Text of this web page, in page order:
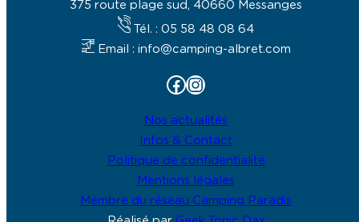
375 route plage sud, 40660 Messanges
Tél. : 05 58 48 08 64
Email : info@camping-albret.com
Facebook Instagram
Nos actualités
Infos & Contact
Politique de confidentialité
Mentions légales
Membre du réseau Camping Paradis